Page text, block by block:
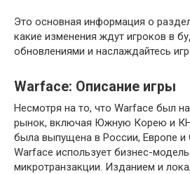
Это основная информация о
какие изменения ждут игроков в
обновлениями и наслаждайтесь
Warface: Описание игры
Несмотря на то, что Warface был
рынок, включая Южную Корею и
была выпущена в России, Европе и
Warface использует бизнес-
микротранзакции. Изданием и